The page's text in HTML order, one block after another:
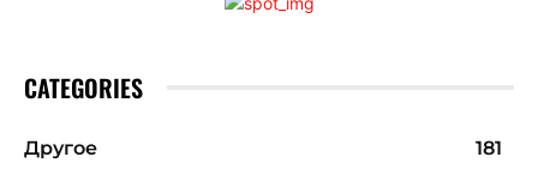
CATEGORIES
Другое
181